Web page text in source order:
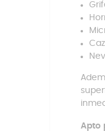
Apto